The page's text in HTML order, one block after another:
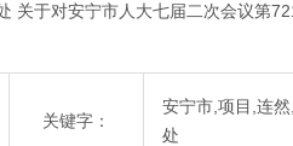
关于对安宁市人大七届二次会议第
关键字：
安宁市,项目,连
处